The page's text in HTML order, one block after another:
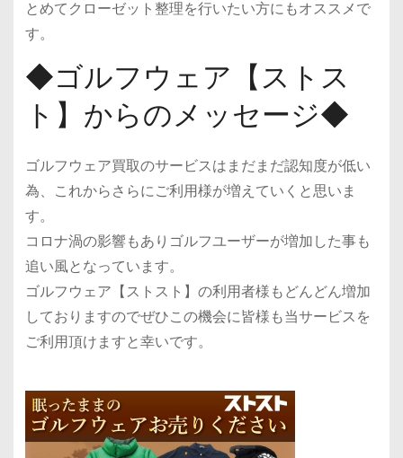
とめてクローゼット整理を行いたい方にもオススメで
す。
◆ゴルフウェア【ストス
ト】からのメッセージ◆
ゴルフウェア買取のサービスはまだまだ認知度が低い
為、これからさらにご利用様が増えていくと思いま
す。
コロナ渦の影響もありゴルフユーザーが増加した事も
追い風となっています。
ゴルフウェア【ストスト】の利用者様もどんどん増加
しておりますのでぜひこの機会に皆様も当サービスを
ご利用頂けますと幸いです。